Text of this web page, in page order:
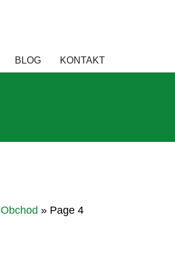
BLOG KONTAKT
Obchod » Page 4